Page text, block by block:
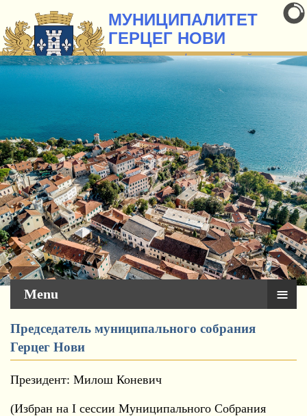
МУНИЦИПАЛИТЕТ
ГЕРЦЕГ НОВИ
официальный сайт
Сервис для граждан
Menu ≡
Председатель муниципального собрания
Герцег Нови
Президент: Милош Коневич
(Избран на I сессии Муниципального Собрания